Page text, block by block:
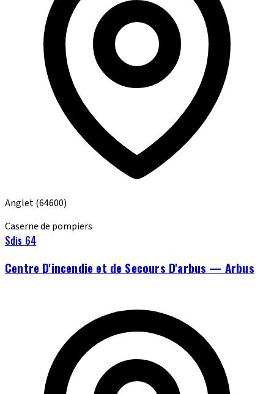
Anglet(64600)
Caserne de pompiers
Sdis 64
Centre D'incendie et de Secours D'arbus — Arbus